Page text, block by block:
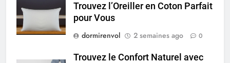
Trouvez l’Oreiller en Coton Parfait
pour Vous
dormirenvol
2 semaines ago 0
Trouvez le Confort Naturel avec